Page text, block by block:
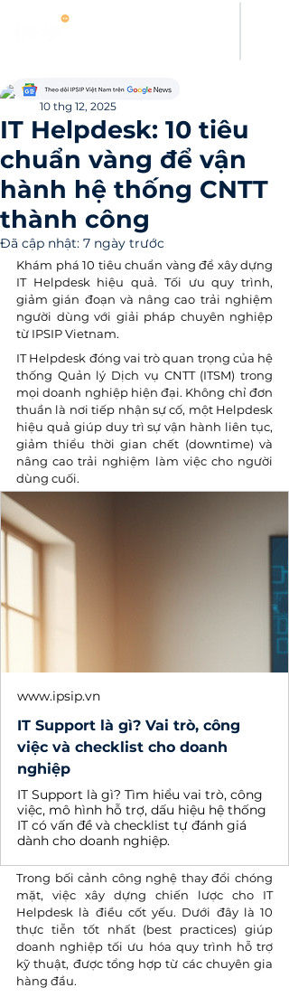
IT Helpdesk: 10 tiêu
chuẩn vàng để vận
hành hệ thống CNTT
thành công
Thanh Hoang
10 thg 12, 2025
Đã cập nhật: 7 ngày trước
Khám phá 10 tiêu chuẩn vàng để xây dựng
IT Helpdesk hiệu quả. Tối ưu quy trình,
giảm gián đoạn và nâng cao trải nghiệm
người dùng với giải pháp chuyên nghiệp
từ IPSIP Vietnam.
IT Helpdesk đóng vai trò quan trọng của hệ
thống Quản lý Dịch vụ CNTT (ITSM) trong
mọi doanh nghiệp hiện đại. Không chỉ đơn
thuần là nơi tiếp nhận sự cố, một Helpdesk
hiệu quả giúp duy trì sự vận hành liên tục,
giảm thiểu thời gian chết (downtime) và
nâng cao trải nghiệm làm việc cho người
dùng cuối.
www.ipsip.vn
IT Support là gì? Vai trò, công
việc và checklist cho doanh
nghiệp
IT Support là gì? Tìm hiểu vai trò, công
việc, mô hình hỗ trợ, dấu hiệu hệ thống
IT có vấn đề và checklist tự đánh giá
dành cho doanh nghiệp.
Trong bối cảnh công nghệ thay đổi chóng
mặt, việc xây dựng chiến lược cho IT
Helpdesk là điều cốt yếu. Dưới đây là 10
thực tiễn tốt nhất (best practices) giúp
doanh nghiệp tối ưu hóa quy trình hỗ trợ
kỹ thuật, được tổng hợp từ các chuyên gia
hàng đầu.